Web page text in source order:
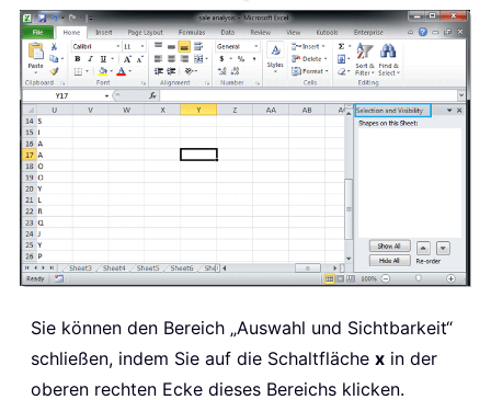
Sie können den Bereich „Auswahl und Sichtbarkeit“
schließen, indem Sie auf die Schaltfläche x in der
oberen rechten Ecke dieses Bereichs klicken.